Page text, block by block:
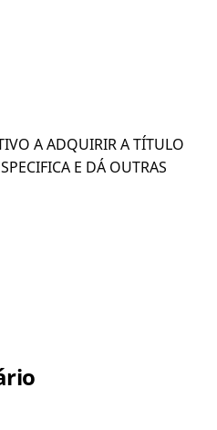
A ADQUIRIR A TÍTULO
E DÁ OUTRAS